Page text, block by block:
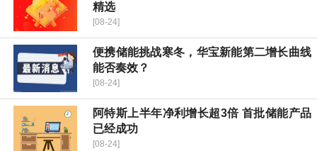
精选
[08-24]
便携储能挑战寒冬，华宝新能第二增长曲线
能否奏效？
[08-24]
阿特斯上半年净利增长超3倍 首批储能产品
已经成功
[08-24]